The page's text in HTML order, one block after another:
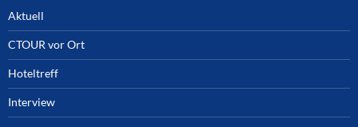
Aktuell
CTOUR vor Ort
Hoteltreff
Interview